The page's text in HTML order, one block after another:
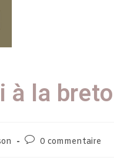
à la
0 commentaire